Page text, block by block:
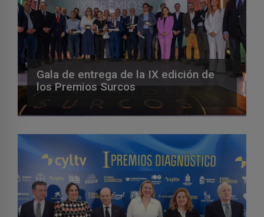
Gala de entrega de la IX edición de
los Premios Surcos